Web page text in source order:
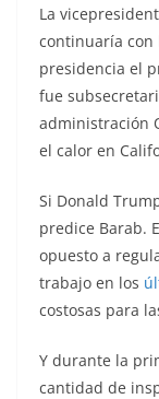
La
continuaría con
presidencia el
fue
administración
el calor en
Si Donald
predice Barab.
opuesto a
trabajo en los
costosas para
Y durante la
cantidad de